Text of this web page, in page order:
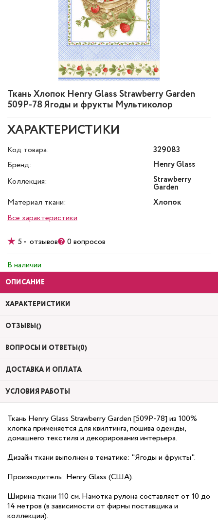
Ткань Хлопок Henry Glass Strawberry Garden
509P-78 Ягоды и фрукты Мультиколор
ХАРАКТЕРИСТИКИ
Код товара:
329083
Бренд:
Henry Glass
Коллекция:
Strawberry
Garden
Материал ткани:
Хлопок
Все характеристики
5 • отзывов 0 вопросов
В наличии
ОПИСАНИЕ
ХАРАКТЕРИСТИКИ
ОТЗЫВЫ()
ВОПРОСЫ И ОТВЕТЫ(0)
ДОСТАВКА И ОПЛАТА
УСЛОВИЯ РАБОТЫ
Ткань Henry Glass Strawberry Garden [509P-78] из 100%
хлопка применяется для квилтинга, пошива одежды,
домашнего текстиля и декорирования интерьера.
Дизайн ткани выполнен в тематике: "Ягоды и фрукты".
Производитель: Henry Glass (США).
Ширина ткани 110 см. Намотка рулона составляет от 10 до
14 метров (в зависимости от фирмы поставщика и
коллекции).